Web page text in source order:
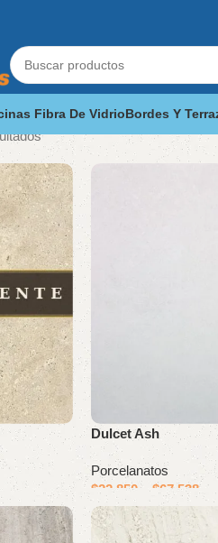
Fibra De VidrioBordes Y
Dulcet Ash
Porcelanatos
$22.850–$67.538